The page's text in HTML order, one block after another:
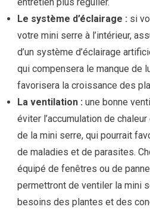
entretien plus régulier.
Le système d’éclairage : si
votre mini serre à l’intérieur,
d’un système d’éclairage
qui compensera le manque de
favorisera la croissance des
La ventilation : une bonne
éviter l’accumulation de chaleur
de la mini serre, qui pourrait
de maladies et de parasites.
équipé de fenêtres ou de
permettront de ventiler la mini
besoins des plantes et des